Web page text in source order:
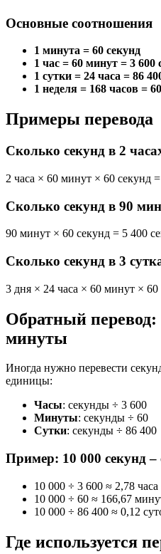
Основные соотношения
1 минута = 60 секунд
1 час = 60 минут = 3 600
1 сутки = 24 часа = 86
1 неделя = 168 часов =
Примеры перевода
Сколько секунд в 2
2 часа × 60 минут × 60 секунд
Сколько секунд в 90
90 минут × 60 секунд = 5 400
Сколько секунд в 3
3 дня × 24 часа × 60 минут ×
Обратный
минуты
Иногда нужно перевести
единицы:
Часы: секунды ÷ 3 600
Минуты: секунды ÷ 60
Сутки: секунды ÷ 86 400
Пример: 10 000 секунд –
10 000 ÷ 3 600 ≈ 2,78 часа
10 000 ÷ 60 ≈ 166,67
10 000 ÷ 86 400 ≈ 0,12
Где используется